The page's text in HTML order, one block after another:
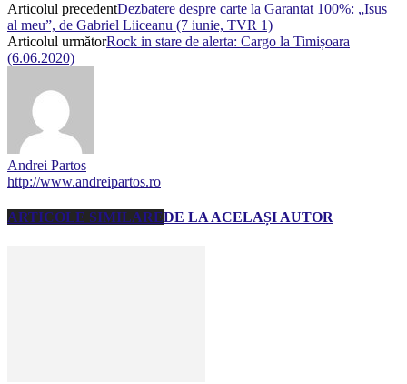
Articolul precedentDezbatere despre carte la Garantat 100%: „Isus
al meu”, de Gabriel Liiceanu (7 iunie, TVR 1)
Articolul următorRock in stare de alerta: Cargo la Timișoara
(6.06.2020)
Andrei Partos
http://www.andreipartos.ro
ARTICOLE SIMILAREDE LA ACELAȘI AUTOR